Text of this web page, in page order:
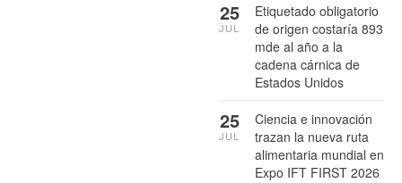
Etiquetado obligatorio
de origen costaría 893
mde al año a la
cadena cárnica de
Estados Unidos
25
JUL
Ciencia e innovación
trazan la nueva ruta
alimentaria mundial en
Expo IFT FIRST 2026
25
JUL